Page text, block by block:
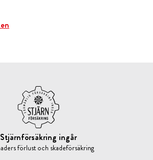
Stjärnförsäkring ingår
förlust och skadeförsäkring